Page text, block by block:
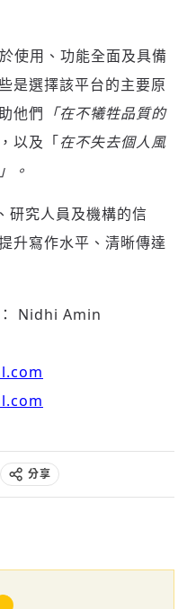
使用、功能全面及具備
是選擇該平台的主要原
他們 「在不犧牲品質的
，以及「在不失去個人風
。
研究人員及機構的信
升寫作水平、清晰傳達
Nidhi Amin
分享